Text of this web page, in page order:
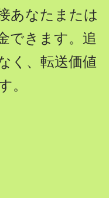
あなたまたは
できます。追
く、転送価値
。